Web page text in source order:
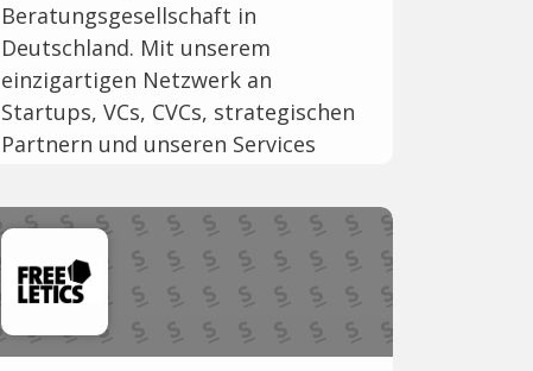
Beratungsgesellschaft in
Deutschland. Mit unserem
einzigartigen Netzwerk an
Startups, VCs, CVCs, strategischen
Partnern und unseren Services